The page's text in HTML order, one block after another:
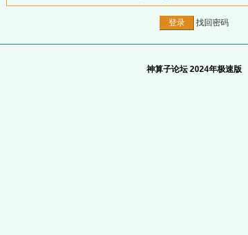
找回密码
神算子论坛 2024年极速版